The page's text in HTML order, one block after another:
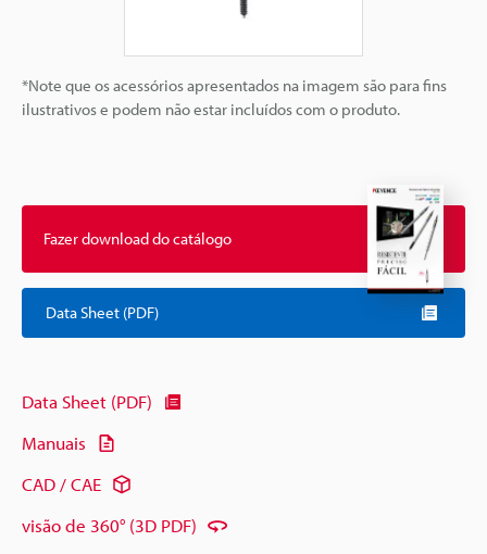
*Note que os acessórios apresentados na imagem são para fins
ilustrativos e podem não estar incluídos com o produto.
Fazer download do catálogo
Data Sheet (PDF)
Data Sheet (PDF)
Manuais
CAD / CAE
visão de 360° (3D PDF)